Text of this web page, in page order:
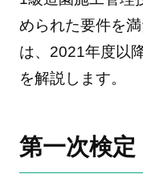
められた要件を
は、2021年度以
を解説します。
第一次検定